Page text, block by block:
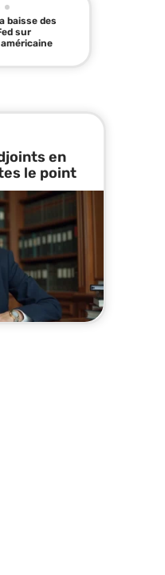
baisse des
sur
américaine
en
le point